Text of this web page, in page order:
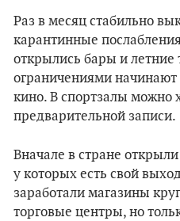
Раз в месяц стабильно
карантинные
открылись бары и летние
ограничениями начинают
кино. В спортзалы можно
предварительной записи.
Вначале в стране
у которых есть свой
заработали магазины
торговые центры, но